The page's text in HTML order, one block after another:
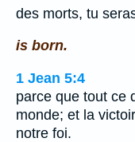
des morts, tu
is born.
1 Jean 5:4
parce que tout ce
monde; et la
notre foi.